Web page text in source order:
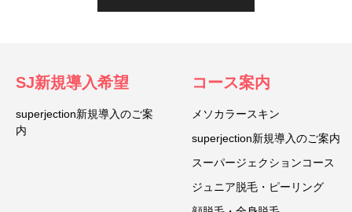
SJ新規導入希望
superjection新規導入のご案
内
コース案内
メソカラースキン
superjection新規導入のご案内
スーパージェクションコース
ジュニア脱毛・ピーリング